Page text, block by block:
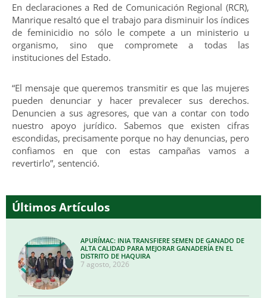
En declaraciones a Red de Comunicación Regional (RCR),
Manrique resaltó que el trabajo para disminuir los índices
de feminicidio no sólo le compete a un ministerio u
organismo, sino que compromete a todas las
instituciones del Estado.
“El mensaje que queremos transmitir es que las mujeres
pueden denunciar y hacer prevalecer sus derechos.
Denuncien a sus agresores, que van a contar con todo
nuestro apoyo jurídico. Sabemos que existen cifras
escondidas, precisamente porque no hay denuncias, pero
confiamos en que con estas campañas vamos a
revertirlo”, sentenció.
Últimos Artículos
APURÍMAC: INIA TRANSFIERE SEMEN DE GANADO DE
ALTA CALIDAD PARA MEJORAR GANADERÍA EN EL
DISTRITO DE HAQUIRA
7 agosto, 2026